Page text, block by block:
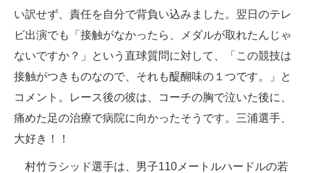
い訳せず、責任を自分で背負い込みました。翌日のテレ
ビ出演でも「接触がなかったら、メダルが取れたんじゃ
ないですか？」という直球質問に対して、「この競技は
接触がつきものなので、それも醍醐味の１つです。」と
コメント。レース後の彼は、コーチの胸で泣いた後に、
痛めた足の治療で病院に向かったそうです。三浦選手、
大好き！！
村竹ラシッド選手は、男子110メートルハードルの若